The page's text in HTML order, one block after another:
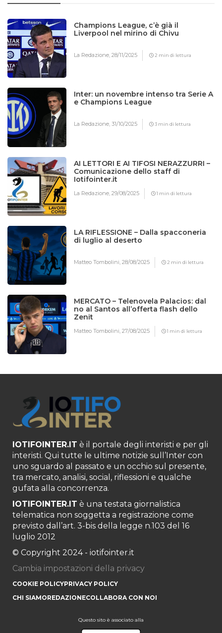
Champions League, c’è già il
Liverpool nel mirino di Chivu
La Redazione,28/11/2025 2 min di lettura
Inter: un novembre intenso tra Serie A
e Champions League
La Redazione,31/10/2025 3 min di lettura
AI LETTORI E AI TIFOSI NERAZZURRI –
Comunicazione dello staff di
Iotifointer.it
La Redazione,29/08/2025 1 min di lettura
LA RIFLESSIONE – Dalla spacconeria
di luglio al deserto
Matteo Tombolini,28/08/2025 2 min di lettura
MERCATO – Telenovela Palacios: dal
no al Santos all’offerta flash dello
Zenit
Matteo Tombolini,27/08/2025 1 min di lettura
IOTIFOINTER.IT è il portale degli interisti e per gli
interisti. Qui tutte le ultime notizie sull’Inter con
uno sguardo al passato e un occhio sul presente,
tra mercato, analisi, social, riflessioni e qualche
gufata alla concorrenza.
IOTIFOINTER.IT è una testata giornalistica
telematica non soggetta a registrazione come
previsto dall’art. 3-bis della legge n.103 del 16
luglio 2012
© Copyright 2024 - iotifointer.it
Cambia impostazioni della privacy
COOKIE POLICYPRIVACY POLICY
CHI SIAMOREDAZIONECOLLABORA CON NOI
Questo sito è associato alla